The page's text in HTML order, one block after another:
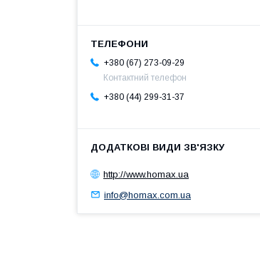
+380 (67) 273-09-29
Контактний телефон
+380 (44) 299-31-37
http://www.homax.ua
info@homax.com.ua